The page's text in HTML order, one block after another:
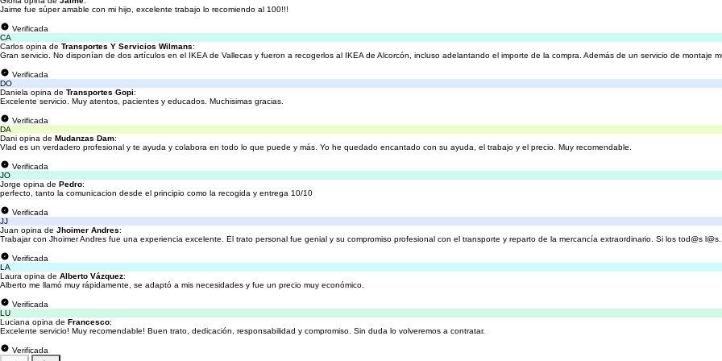
Jaime fue súper amable con mi hijo, excelente trabajo lo recomiendo al 100!!!
Verificada
CA
Carlos opina de Transportes Y Servicios Wilmans:
Gran servicio. No disponían de dos artículos en el IKEA de Vallecas y fueron a recogerlos al IKEA de Alcorcón, incluso adelantando el importe de la compra. Además de un servicio de montaje
Verificada
DO
Daniela opina de Transportes Gopi:
Excelente servicio. Muy atentos, pacientes y educados. Muchisimas gracias.
Verificada
DA
Dani opina de Mudanzas Dam:
Vlad es un verdadero profesional y te ayuda y colabora en todo lo que puede y más. Yo he quedado encantado con su ayuda, el trabajo y el precio. Muy recomendable.
Verificada
JO
Jorge opina de Pedro:
perfecto, tanto la comunicacion desde el principio como la recogida y entrega 10/10
Verificada
JJ
Juan opina de Jhoimer Andres:
Trabajar con Jhoimer Andres fue una experiencia excelente. El trato personal fue genial y su compromiso profesional con el transporte y reparto de la mercancía extraordinario. Si los tod@s l@s...
Verificada
LA
Laura opina de Alberto Vázquez:
Alberto me llamó muy rápidamente, se adaptó a mis necesidades y fue un precio muy económico.
Verificada
LU
Luciana opina de Francesco:
Excelente servicio! Muy recomendable! Buen trato, dedicación, responsabilidad y compromiso. Sin duda lo volveremos a contratar.
Verificada